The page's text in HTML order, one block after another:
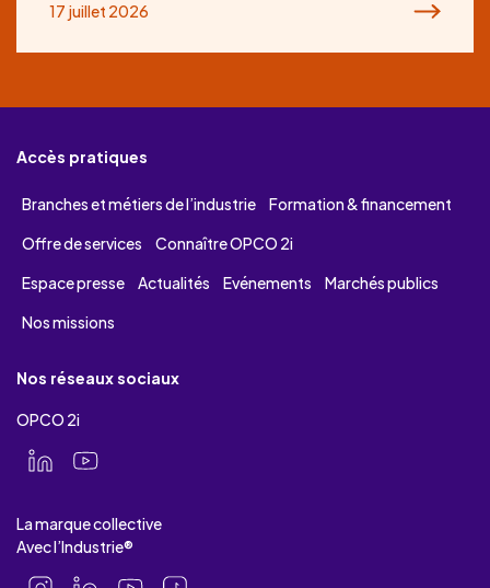
17 juillet 2026
Accès pratiques
Branches et métiers de l’industrie
Formation & financement
Offre de services
Connaître OPCO 2i
Espace presse
Actualités Evénements
Marchés publics
Nos missions
Nos réseaux sociaux
OPCO 2i
La marque collective
Avec l’Industrie®